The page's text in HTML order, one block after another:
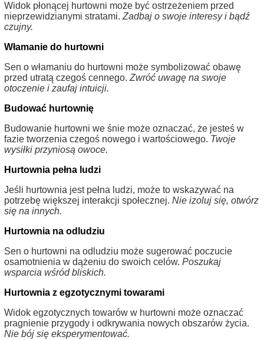
Widok płonącej hurtowni może być ostrzeżeniem przed
nieprzewidzianymi stratami. Zadbaj o swoje interesy i bądź
czujny.
Włamanie do hurtowni
Sen o włamaniu do hurtowni może symbolizować obawę
przed utratą czegoś cennego. Zwróć uwagę na swoje
otoczenie i zaufaj intuicji.
Budować hurtownię
Budowanie hurtowni we śnie może oznaczać, że jesteś w
fazie tworzenia czegoś nowego i wartościowego. Twoje
wysiłki przyniosą owoce.
Hurtownia pełna ludzi
Jeśli hurtownia jest pełna ludzi, może to wskazywać na
potrzebę większej interakcji społecznej. Nie izoluj się, otwórz
się na innych.
Hurtownia na odludziu
Sen o hurtowni na odludziu może sugerować poczucie
osamotnienia w dążeniu do swoich celów. Poszukaj
wsparcia wśród bliskich.
Hurtownia z egzotycznymi towarami
Widok egzotycznych towarów w hurtowni może oznaczać
pragnienie przygody i odkrywania nowych obszarów życia.
Nie bój się eksperymentować.